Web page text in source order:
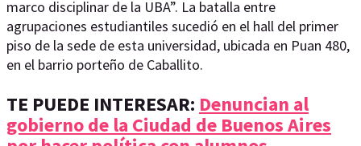
marco disciplinar de la UBA”. La batalla entre
agrupaciones estudiantiles sucedió en el hall del primer
piso de la sede de esta universidad, ubicada en Puan 480,
en el barrio porteño de Caballito.
TE PUEDE INTERESAR: Denuncian al
gobierno de la Ciudad de Buenos Aires